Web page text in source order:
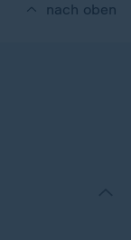
nach oben